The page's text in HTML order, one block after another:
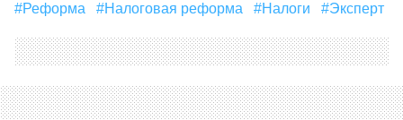
#реформа #налоговая реформа #налоги #Эксперт